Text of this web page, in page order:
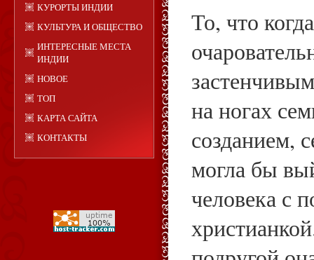
КУРОРТЫ ИНДИИ
КУЛЬТУРА И ОБЩЕСТВО
ИНТЕРЕСНЫЕ МЕСТА
ИНДИИ
НОВОЕ
ТОП
КАРТА САЙТА
КОНТАКТЫ
То, что
на ногах
созданием,
могла бы
человека с